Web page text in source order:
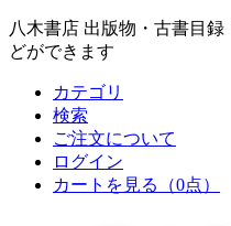
八木書店 出版物・古書目
どができます
カテゴリ
検索
ご注文について
ログイン
カートを見る
（0点）